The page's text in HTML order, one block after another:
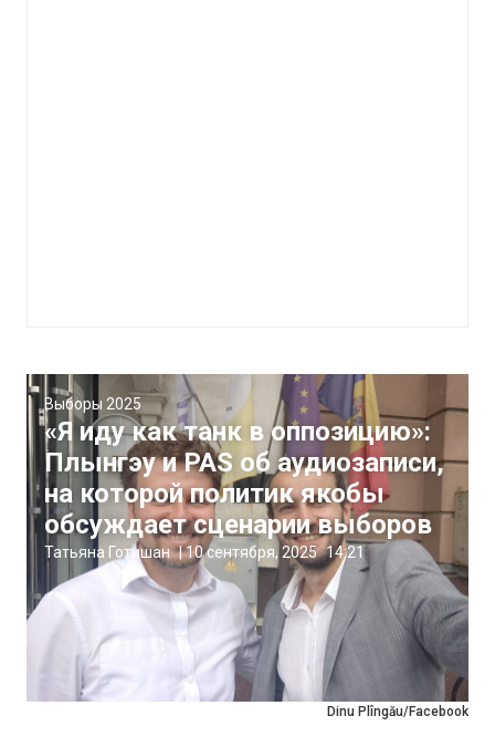
Dinu Plîngău/Facebook
Выборы 2025
«Я иду как танк в оппозицию»:
Плынгэу и PAS об аудиозаписи,
на которой политик якобы
обсуждает сценарии выборов
Татьяна Готишан |10 сентября, 2025 14:21